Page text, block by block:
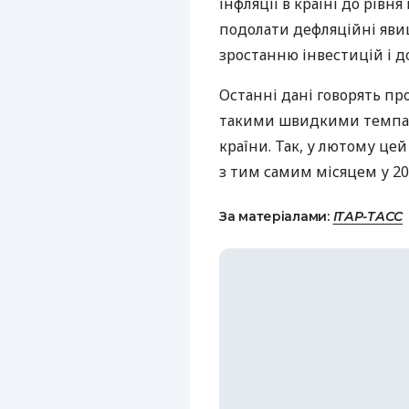
подолати дефляційні
зростанню інвестицій і
Останні дані говорять
такими швидкими
країни. Так, у лютому
з тим самим місяцем у
За матеріалами: ІТАР-ТАСС